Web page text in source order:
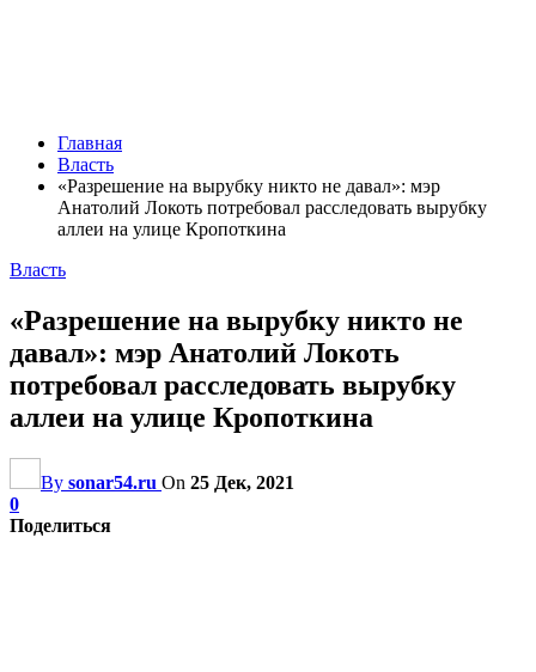
Главная
Власть
«Разрешение на вырубку никто не давал»: мэр
Анатолий Локоть потребовал расследовать вырубку
аллеи на улице Кропоткина
Власть
«Разрешение на вырубку никто не
давал»: мэр Анатолий Локоть
потребовал расследовать вырубку
аллеи на улице Кропоткина
By sonar54.ru On 25 Дек, 2021
0
Поделиться